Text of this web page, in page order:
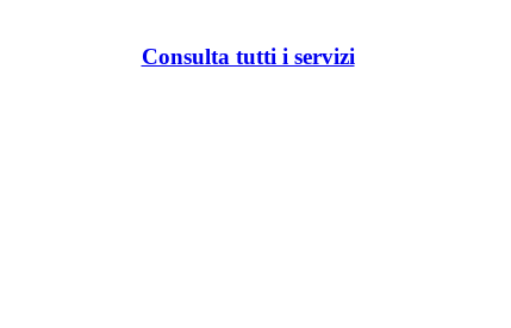
Consulta tutti i servizi